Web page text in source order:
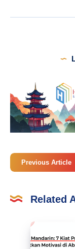
Previous Article
Related
Belajar
Mandarin: